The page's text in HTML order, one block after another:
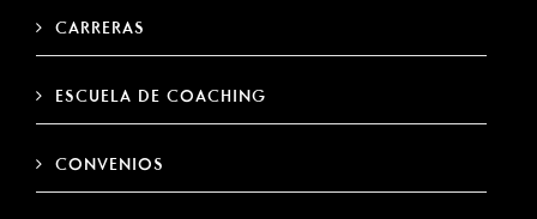
CARRERAS
ESCUELA DE COACHING
CONVENIOS